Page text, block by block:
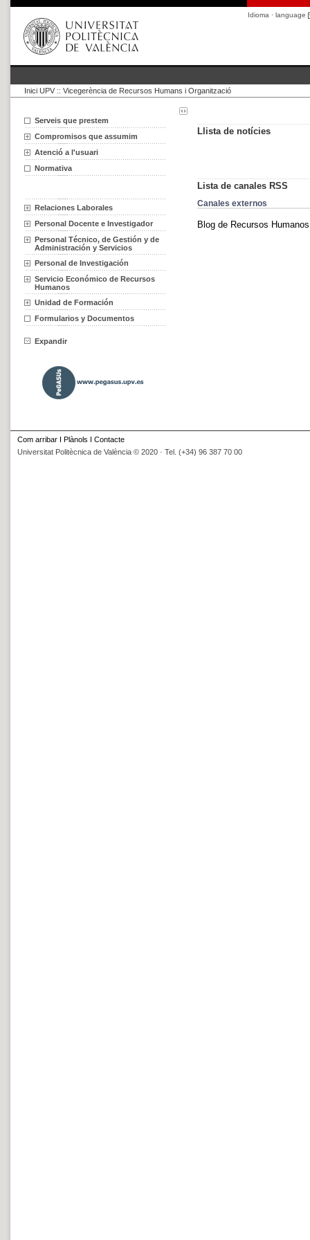
Idioma · language
Inici UPV :: Vicegerència de Recursos Humans i Organització
Serveis que prestem
Compromisos que assumim
Atenció a l'usuari
Normativa
Relaciones Laborales
Personal Docente e Investigador
Personal Técnico, de Gestión y de
Administración y Servicios
Personal de Investigación
Servicio Económico de Recursos
Humanos
Unidad de Formación
Formularios y Documentos
Expandir
Llista de notícies
Lista de canales RSS
Canales externos
Blog de Recursos
Com arribar I Plànols I Contacte
Universitat Politècnica de València © 2020 · Tel. (+34) 96 387 70 00